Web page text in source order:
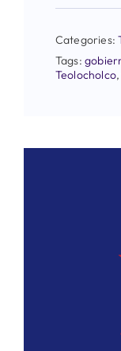
Categories:
Tags:
Teolocholco